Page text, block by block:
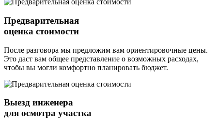
Предварительная
оценка стоимости
После разговора мы предложим вам ориентировочные цены.
Это даст вам общее представление о возможных расходах,
чтобы вы могли комфортно планировать бюджет.
Выезд инженера
для осмотра участка